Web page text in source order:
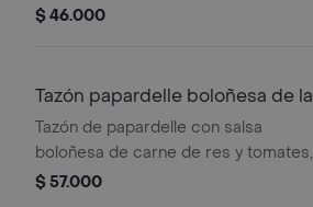
cerdo. Incluye pan.
$ 46.000
Tazón papardelle boloñesa de la
nona
Tazón de papardelle con salsa
boloñesa de carne de res y tomates,
cubierto con queso rallado. Incluye
$ 57.000